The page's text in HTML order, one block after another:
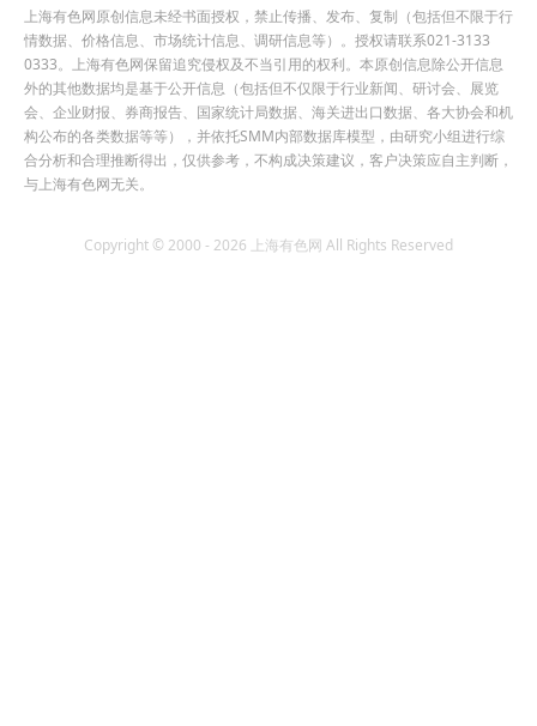
上海有色网原创信息未经书面授权，禁止传播、发布、复制（包括但不限于行
情数据、价格信息、市场统计信息、调研信息等）。授权请联系021-3133
0333。上海有色网保留追究侵权及不当引用的权利。本原创信息除公开信息
外的其他数据均是基于公开信息（包括但不仅限于行业新闻、研讨会、展览
会、企业财报、券商报告、国家统计局数据、海关进出口数据、各大协会和机
构公布的各类数据等等），并依托SMM内部数据库模型，由研究小组进行综
合分析和合理推断得出，仅供参考，不构成决策建议，客户决策应自主判断，
与上海有色网无关。
Copyright © 2000 - 2026 上海有色网 All Rights Reserved